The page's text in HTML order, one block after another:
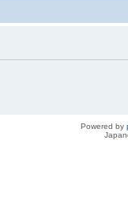
Powered by